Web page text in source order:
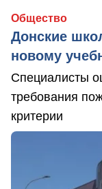
Общество
Донские
новому
Специалисты
требования
критерии